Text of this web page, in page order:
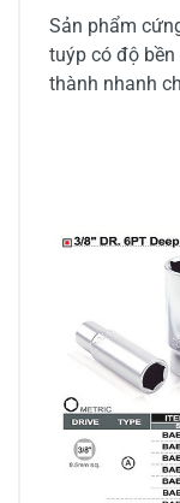
Sản phẩm
tuýp có độ
thành nhanh